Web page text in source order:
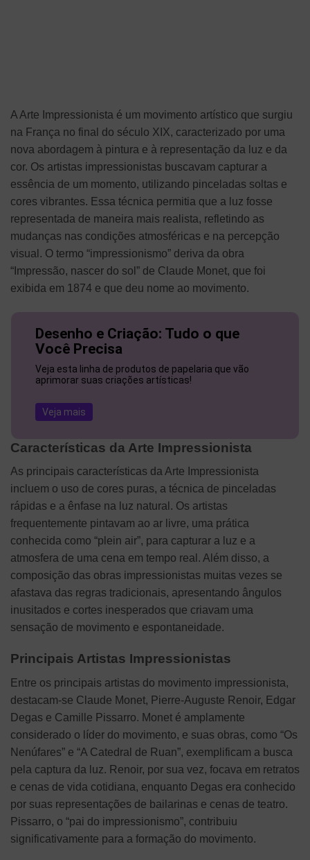
A Arte Impressionista é um movimento artístico que surgiu
na França no final do século XIX, caracterizado por uma
nova abordagem à pintura e à representação da luz e da
cor. Os artistas impressionistas buscavam capturar a
essência de um momento, utilizando pinceladas soltas e
cores vibrantes. Essa técnica permitia que a luz fosse
representada de maneira mais realista, refletindo as
mudanças nas condições atmosféricas e na percepção
visual. O termo “impressionismo” deriva da obra
“Impressão, nascer do sol” de Claude Monet, que foi
exibida em 1874 e que deu nome ao movimento.
Desenho e Criação: Tudo o que
Você Precisa
Veja esta linha de produtos de papelaria que vão
aprimorar suas criações artísticas!
Veja mais
Características da Arte Impressionista
As principais características da Arte Impressionista
incluem o uso de cores puras, a técnica de pinceladas
rápidas e a ênfase na luz natural. Os artistas
frequentemente pintavam ao ar livre, uma prática
conhecida como “plein air”, para capturar a luz e a
atmosfera de uma cena em tempo real. Além disso, a
composição das obras impressionistas muitas vezes se
afastava das regras tradicionais, apresentando ângulos
inusitados e cortes inesperados que criavam uma
sensação de movimento e espontaneidade.
Principais Artistas Impressionistas
Entre os principais artistas do movimento impressionista,
destacam-se Claude Monet, Pierre-Auguste Renoir, Edgar
Degas e Camille Pissarro. Monet é amplamente
considerado o líder do movimento, e suas obras, como “Os
Nenúfares” e “A Catedral de Ruan”, exemplificam a busca
pela captura da luz. Renoir, por sua vez, focava em retratos
e cenas de vida cotidiana, enquanto Degas era conhecido
por suas representações de bailarinas e cenas de teatro.
Pissarro, o “pai do impressionismo”, contribuiu
significativamente para a formação do movimento.